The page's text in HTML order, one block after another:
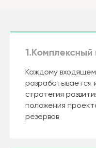
1.Комплексный
Каждому
разрабатывается
стратегия
положения
резервов